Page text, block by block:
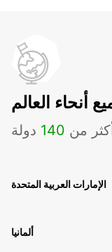
أنحاء العالم
من 140 دولة
الإمارات العربية المتحدة
ألمانيا